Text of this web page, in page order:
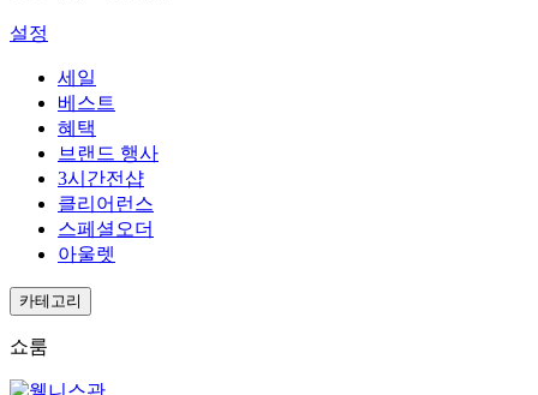
설정
세일
베스트
혜택
브랜드 행사
3시간전샵
클리어런스
스페셜오더
아울렛
카테고리
쇼룸